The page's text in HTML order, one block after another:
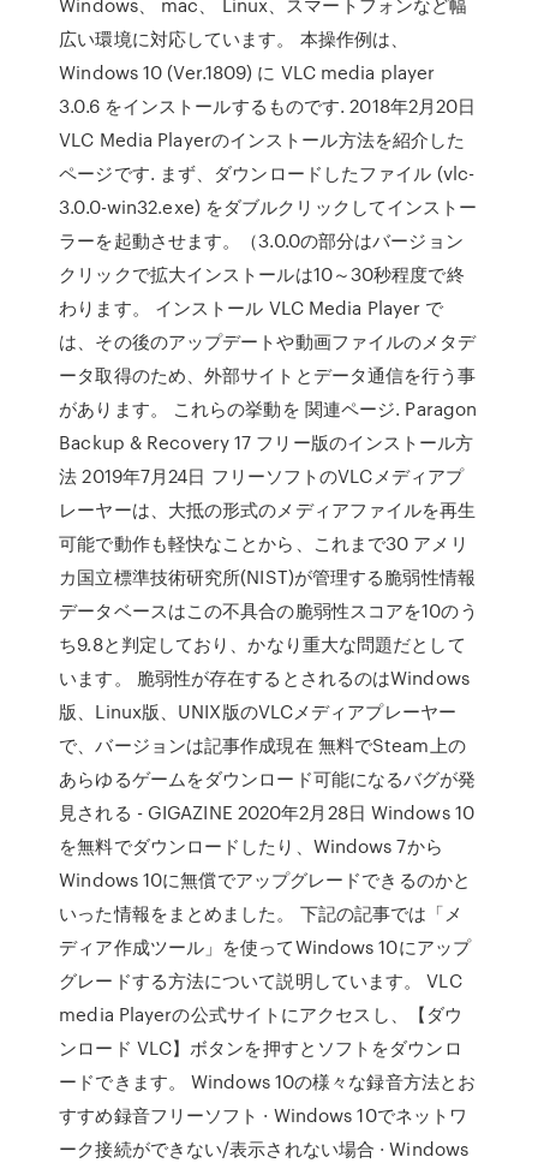
広い環境に対応しています。 本操作例は、
Windows 10 (Ver.1809) に VLC media player
3.0.6 をインストールするものです. 2018年2月20日
VLC Media Playerのインストール方法を紹介した
ページです. まず、ダウンロードしたファイル (vlc-
3.0.0-win32.exe) をダブルクリックしてインストー
ラーを起動させます。（3.0.0の部分はバージョン
クリックで拡大インストールは10～30秒程度で終
わります。 インストール VLC Media Player で
は、その後のアップデートや動画ファイルのメタデ
ータ取得のため、外部サイトとデータ通信を行う事
があります。 これらの挙動を 関連ページ. Paragon
Backup & Recovery 17 フリー版のインストール方
法 2019年7月24日 フリーソフトのVLCメディアプ
レーヤーは、大抵の形式のメディアファイルを再生
可能で動作も軽快なことから、これまで30 アメリ
カ国立標準技術研究所(NIST)が管理する脆弱性情報
データベースはこの不具合の脆弱性スコアを10のう
ち9.8と判定しており、かなり重大な問題だとして
います。 脆弱性が存在するとされるのはWindows
版、Linux版、UNIX版のVLCメディアプレーヤー
で、バージョンは記事作成現在 無料でSteam上の
あらゆるゲームをダウンロード可能になるバグが発
見される - GIGAZINE 2020年2月28日 Windows 10
を無料でダウンロードしたり、Windows 7から
Windows 10に無償でアップグレードできるのかと
いった情報をまとめました。 下記の記事では「メ
ディア作成ツール」を使ってWindows 10にアップ
グレードする方法について説明しています。 VLC
media Playerの公式サイトにアクセスし、【ダウ
ンロード VLC】ボタンを押すとソフトをダウンロ
ードできます。 Windows 10の様々な録音方法とお
すすめ録音フリーソフト · Windows 10でネットワ
ーク接続ができない/表示されない場合 · Windows